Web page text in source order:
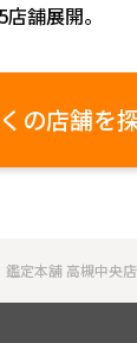
舗展開。
の店舗を
鑑定本舗 高槻中央店